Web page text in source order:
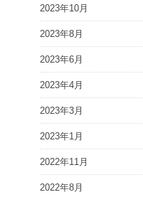
2023年10月
2023年8月
2023年6月
2023年4月
2023年3月
2023年1月
2022年11月
2022年8月